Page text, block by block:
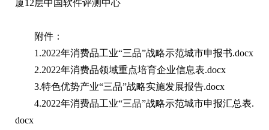
厦12层中国软件评测中心
附件：
1.2022年消费品工业“三品”战略示范城市申报书.docx
2.2022年消费品领域重点培育企业信息表.docx
3.特色优势产业“三品”战略实施发展报告.docx
4.2022年消费品工业“三品”战略示范城市申报汇总表.
docx